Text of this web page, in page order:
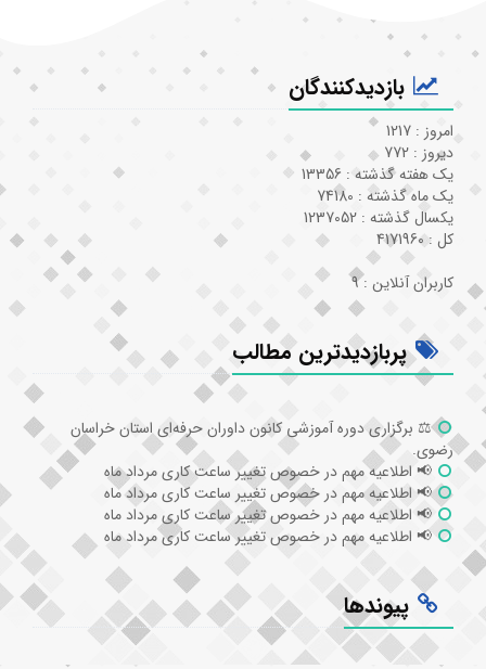
بازدیدکنندگان
امروز : 1217
دیروز : 772
یک هفته گذشته : 13356
یک ماه گذشته : 74180
یکسال گذشته : 1237052
کل : 4171960
کاربران آنلاین : 9
پربازدیدترین مطالب
⚖️ برگزاری دوره آموزشی کانون داوران حرفه‌ای استان خراسان
رضوی.
📢 اطلاعیه مهم در خصوص تغییر ساعت کاری مرداد ماه
📢 اطلاعیه مهم در خصوص تغییر ساعت کاری مرداد ماه
📢 اطلاعیه مهم در خصوص تغییر ساعت کاری مرداد ماه
📢 اطلاعیه مهم در خصوص تغییر ساعت کاری مرداد ماه
پیوندها